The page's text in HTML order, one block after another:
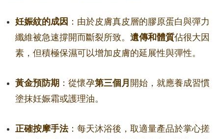
妊娠紋的成因 ：由於皮膚真皮層的膠原蛋白與彈力
纖維被急速撐開而斷裂所致。 遺傳和體質佔很大因
素，但積極保濕可以增加皮膚的延展性與彈性。
黃金預防期 ：從懷孕第三個月 開始，就應養成習慣
塗抹妊娠霜或護理油。
正確按摩手法：每天沐浴後，取適量產品於掌心搓